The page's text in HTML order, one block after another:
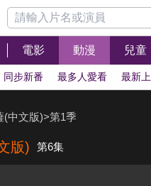
電影 動漫 兒童
同步新番 最多人愛看 最新
(中文版)>第1季
版) 第6集